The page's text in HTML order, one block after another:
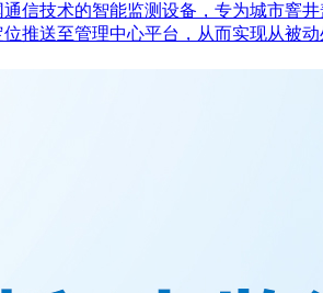
信技术的智能监测设备，专为城市窨
推送至管理中心平台，从而实现从